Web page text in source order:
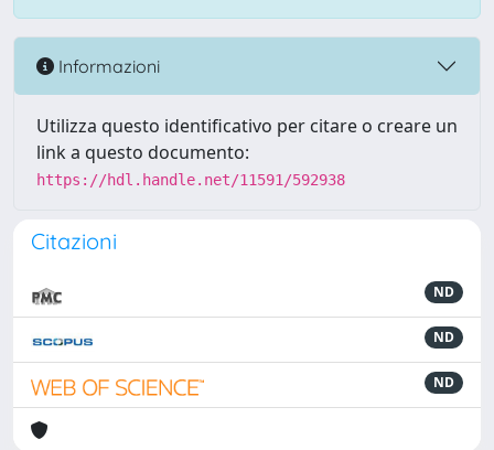
Informazioni
Utilizza questo identificativo per citare o creare un
link a questo documento:
https://hdl.handle.net/11591/592938
Citazioni
ND
ND
ND